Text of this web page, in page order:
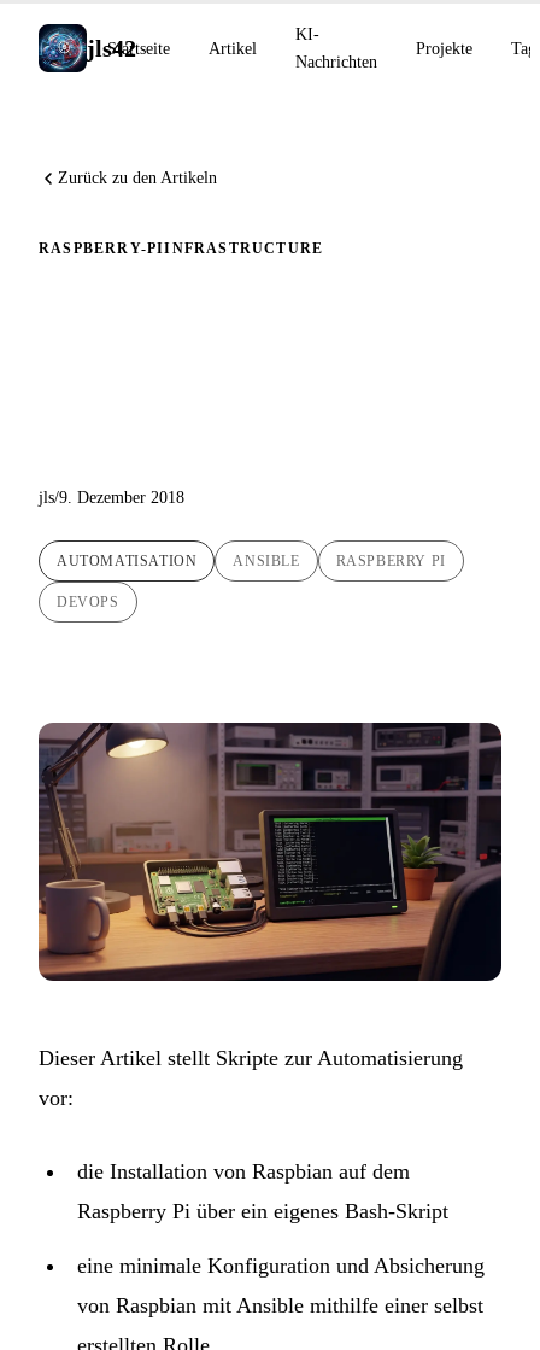
jls42
Startseite Artikel
KI-
Nachrichten
Projekte
Zurück zu den Artikeln
RASPBERRY-PIINFRASTRUCTURE
jls/9. Dezember 2018
AUTOMATISATION ANSIBLE RASPBERRY PI
DEVOPS
Dieser Artikel stellt Skripte zur Automatisierung
vor:
die Installation von Raspbian auf dem
Raspberry Pi über ein eigenes Bash-Skript
eine minimale Konfiguration und Absicherung
von Raspbian mit Ansible mithilfe einer selbst